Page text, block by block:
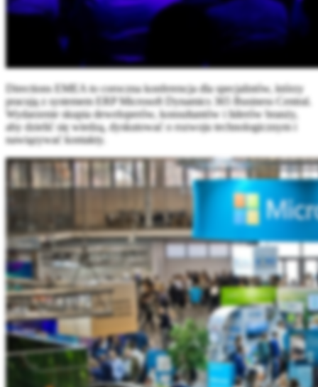
Directions EMEA to coroczna konferencja dla specjalistów, którzy
pracują z systemem ERP Microsoft Dynamics 365 Business Central.
Wydarzenie skupia deweloperów, konsultantów i liderów branży,
aby dzielić się wiedzą, dyskutować o rozwoju technologicznym i
nawiązywać kontakty.